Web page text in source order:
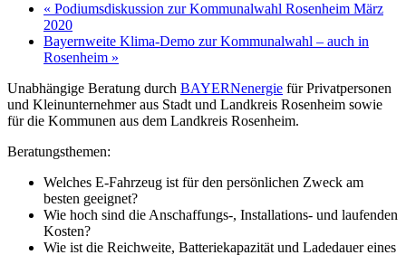
« Podiumsdiskussion zur Kommunalwahl Rosenheim März
2020
Bayernweite Klima-Demo zur Kommunalwahl – auch in
Rosenheim »
Unabhängige Beratung durch BAYERNenergie für Privatpersonen
und Kleinunternehmer aus Stadt und Landkreis Rosenheim sowie
für die Kommunen aus dem Landkreis Rosenheim.
Beratungsthemen:
Welches E-Fahrzeug ist für den persönlichen Zweck am
besten geeignet?
Wie hoch sind die Anschaffungs-, Installations- und laufenden
Kosten?
Wie ist die Reichweite, Batteriekapazität und Ladedauer eines